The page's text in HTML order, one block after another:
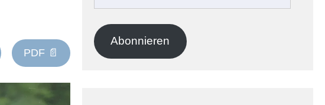
PDF 📄
Adresse
Abonnieren